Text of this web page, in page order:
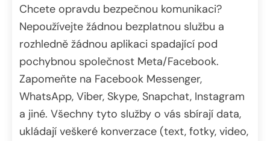
Chcete opravdu bezpečnou komunikaci?
Nepoužívejte žádnou bezplatnou službu a
rozhledně žádnou aplikaci spadající pod
pochybnou společnost Meta/Facebook.
Zapomeňte na Facebook Messenger,
WhatsApp, Viber, Skype, Snapchat, Instagram
a jiné. Všechny tyto služby o vás sbírají data,
ukládají veškeré konverzace (text, fotky, video,